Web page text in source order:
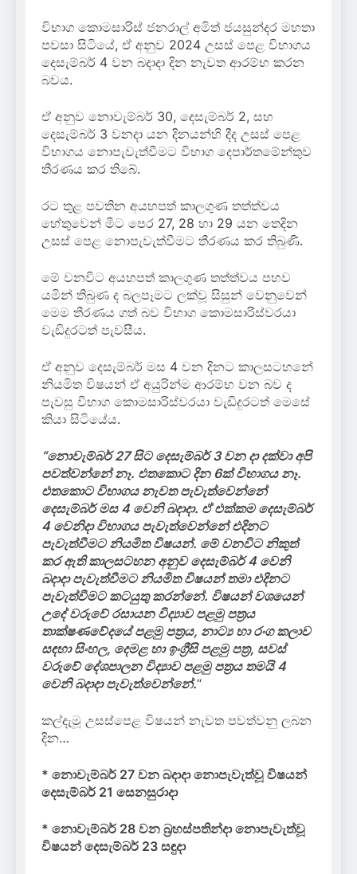
විභාග කොමසාරිස් ජනරාල් අමිත් ජයසුන්දර මහතා
පවසා සිටියේ, ඒ අනුව 2024 උසස් පෙළ විභාගය
දෙසැම්බර් 4 වන බදාදා දින නැවත ආරම්භ කරන
බවය.
ඒ අනුව නොවැම්බර් 30, දෙසැම්බර් 2, සහ
දෙසැම්බර් 3 වනදා යන දිනයන්හි දීද උසස් පෙළ
විභාගය නොපැවැත්වීමට විභාග දෙපාර්තමේන්තුව
තීරණය කර තිබේ.
රට තුළ පවතින අයහපත් කාලගුණ තත්ත්වය
හේතුවෙන් මීට පෙර 27, 28 හා 29 යන තෙදින
උසස් පෙළ නොපැවැත්වීමට තීරණය කර තිබුණි.
මේ වනවිට අයහපත් කාලගුණ තත්ත්වය පහව
යමින් තිබුණ ද බලපෑමට ලක්වූ සිසුන් වෙනුවෙන්
මෙම තීරණය ගත් බව විභාග කොමසාරිස්වරයා
වැඩිදුරටත් පැවසීය.
ඒ අනුව දෙසැම්බර් මස 4 වන දිනට කාලසටහනේ
නියමිත විෂයන් ඒ අයුරින්ම ආරම්භ වන බව ද
පැවසු විභාග කොමසාරිස්වරයා වැඩිදුරටත් මෙසේ
කියා සිටියේය.
“නොවැම්බර් 27 සිට දෙසැම්බර් 3 වන දා දක්වා අපි
පවත්වන්නේ නෑ. එතකොට දින 6ක් විභාගය නෑ.
එතකොට විභාගය නැවත පැවැත්වෙන්නේ
දෙසැම්බර් මස 4 වෙනි බදාදා. ඒ එක්කම දෙසැම්බර්
4 වෙනිදා විභාගය පැවැත්වෙන්නේ එදිනට
පැවැත්වීමට නියමිත විෂයන්. මේ වනවිට නිකුත්
කර ඇති කාලසටහන අනුව දෙසැම්බර් 4 වෙනි
බදාදා පැවැත්වීමට නියමිත විෂයන් තමා එදිනට
පැවැත්වීමට කටයුතු කරන්නේ. විෂයන් වශයෙන්
උදේ වරුවේ රසායන විද්‍යාව පළමු පත්‍රය
තාක්ෂණවේදයේ පළමු පත්‍රය, නාට්‍ය හා රංග කලාව
සඳහා සිංහල, දෙමළ හා ඉංග්‍රීසි පළමු පත්‍ර, සවස්
වරුවේ දේශපාලන විද්‍යාව පළමු පත්‍රය තමයි 4
වෙනි බදාදා පැවැත්වෙන්නේ.“
කල්දැමූ උසස්පෙළ විෂයන් නැවත පවත්වනු ලබන
දින…
* නොවැම්බර් 27 වන බදාදා නොපැවැත්වූ විෂයන්
දෙසැම්බර් 21 සෙනසුරාදා
* නොවැම්බර් 28 වන බ්‍රහස්පතින්දා නොපැවැත්වූ
විෂයන් දෙසැම්බර් 23 සඳුදා